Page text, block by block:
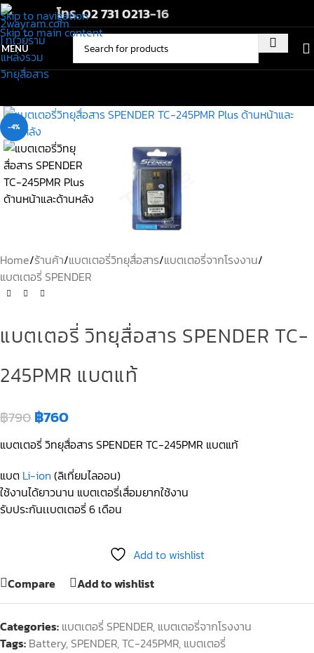
Skip to navigation
Skip to main content
โทร.02 731 0213-16
MENU
-4%
Home/ร้านค้า/แบตเตอรี่วิทยุสื่อสาร/แบตเตอรี่จากโรงงาน/
แบตเตอรี่ SPENDER
แบตเตอรี่ วิทยุสื่อสาร SPENDER TC-
245PMR แบตแท้
฿790 ฿760
แบตเตอรี่ วิทยุสื่อสาร SPENDER TC-245PMR แบตแท้
แบต Li-ion (ลิเที่ยมไลออน)
ใช้งานได้ยาวนาน แบตเตอรี่เสื่อมยากใช้งาน
รับประกันเเบตเตอรี่ 6 เดือน
Add to wishlist
Compare
Add to wishlist
Categories: แบตเตอรี่ SPENDER, แบตเตอรี่จากโรงงาน
Tags: Battery, SPENDER,TC-245PMR, แบตเตอรี่